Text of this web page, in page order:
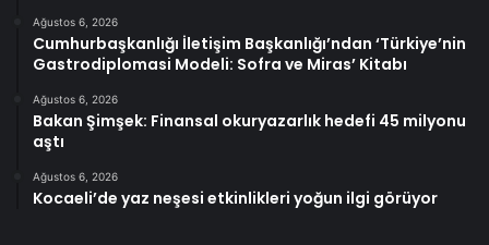
Ağustos 6, 2026
Cumhurbaşkanlığı İletişim Başkanlığı’ndan ‘Türkiye’nin
Gastrodiplomasi Modeli: Sofra ve Miras’ Kitabı
Ağustos 6, 2026
Bakan Şimşek: Finansal okuryazarlık hedefi 45 milyonu
aştı
Ağustos 6, 2026
Kocaeli’de yaz neşesi etkinlikleri yoğun ilgi görüyor